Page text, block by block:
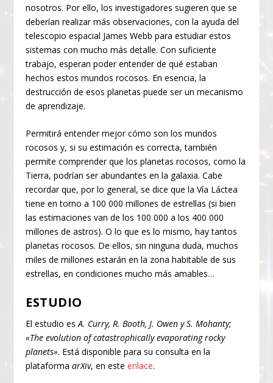
nosotros. Por ello, los investigadores sugieren que se
deberían realizar más observaciones, con la ayuda del
telescopio espacial James Webb para estudiar estos
sistemas con mucho más detalle. Con suficiente
trabajo, esperan poder entender de qué estaban
hechos estos mundos rocosos. En esencia, la
destrucción de esos planetas puede ser un mecanismo
de aprendizaje.
Permitirá entender mejor cómo son los mundos
rocosos y, si su estimación es correcta, también
permite comprender que los planetas rocosos, como la
Tierra, podrían ser abundantes en la galaxia. Cabe
recordar que, por lo general, se dice que la Vía Láctea
tiene en torno a 100 000 millones de estrellas (si bien
las estimaciones van de los 100 000 a los 400 000
millones de astros). O lo que es lo mismo, hay tantos
planetas rocosos. De ellos, sin ninguna duda, muchos
miles de millones estarán en la zona habitable de sus
estrellas, en condiciones mucho más amables…
ESTUDIO
El estudio esA. Curry, R. Booth, J. Owen y S. Mohanty;
«The evolution of catastrophically evaporating rocky
planets». Está disponible para su consulta en la
plataformaarXiv, en esteenlace.